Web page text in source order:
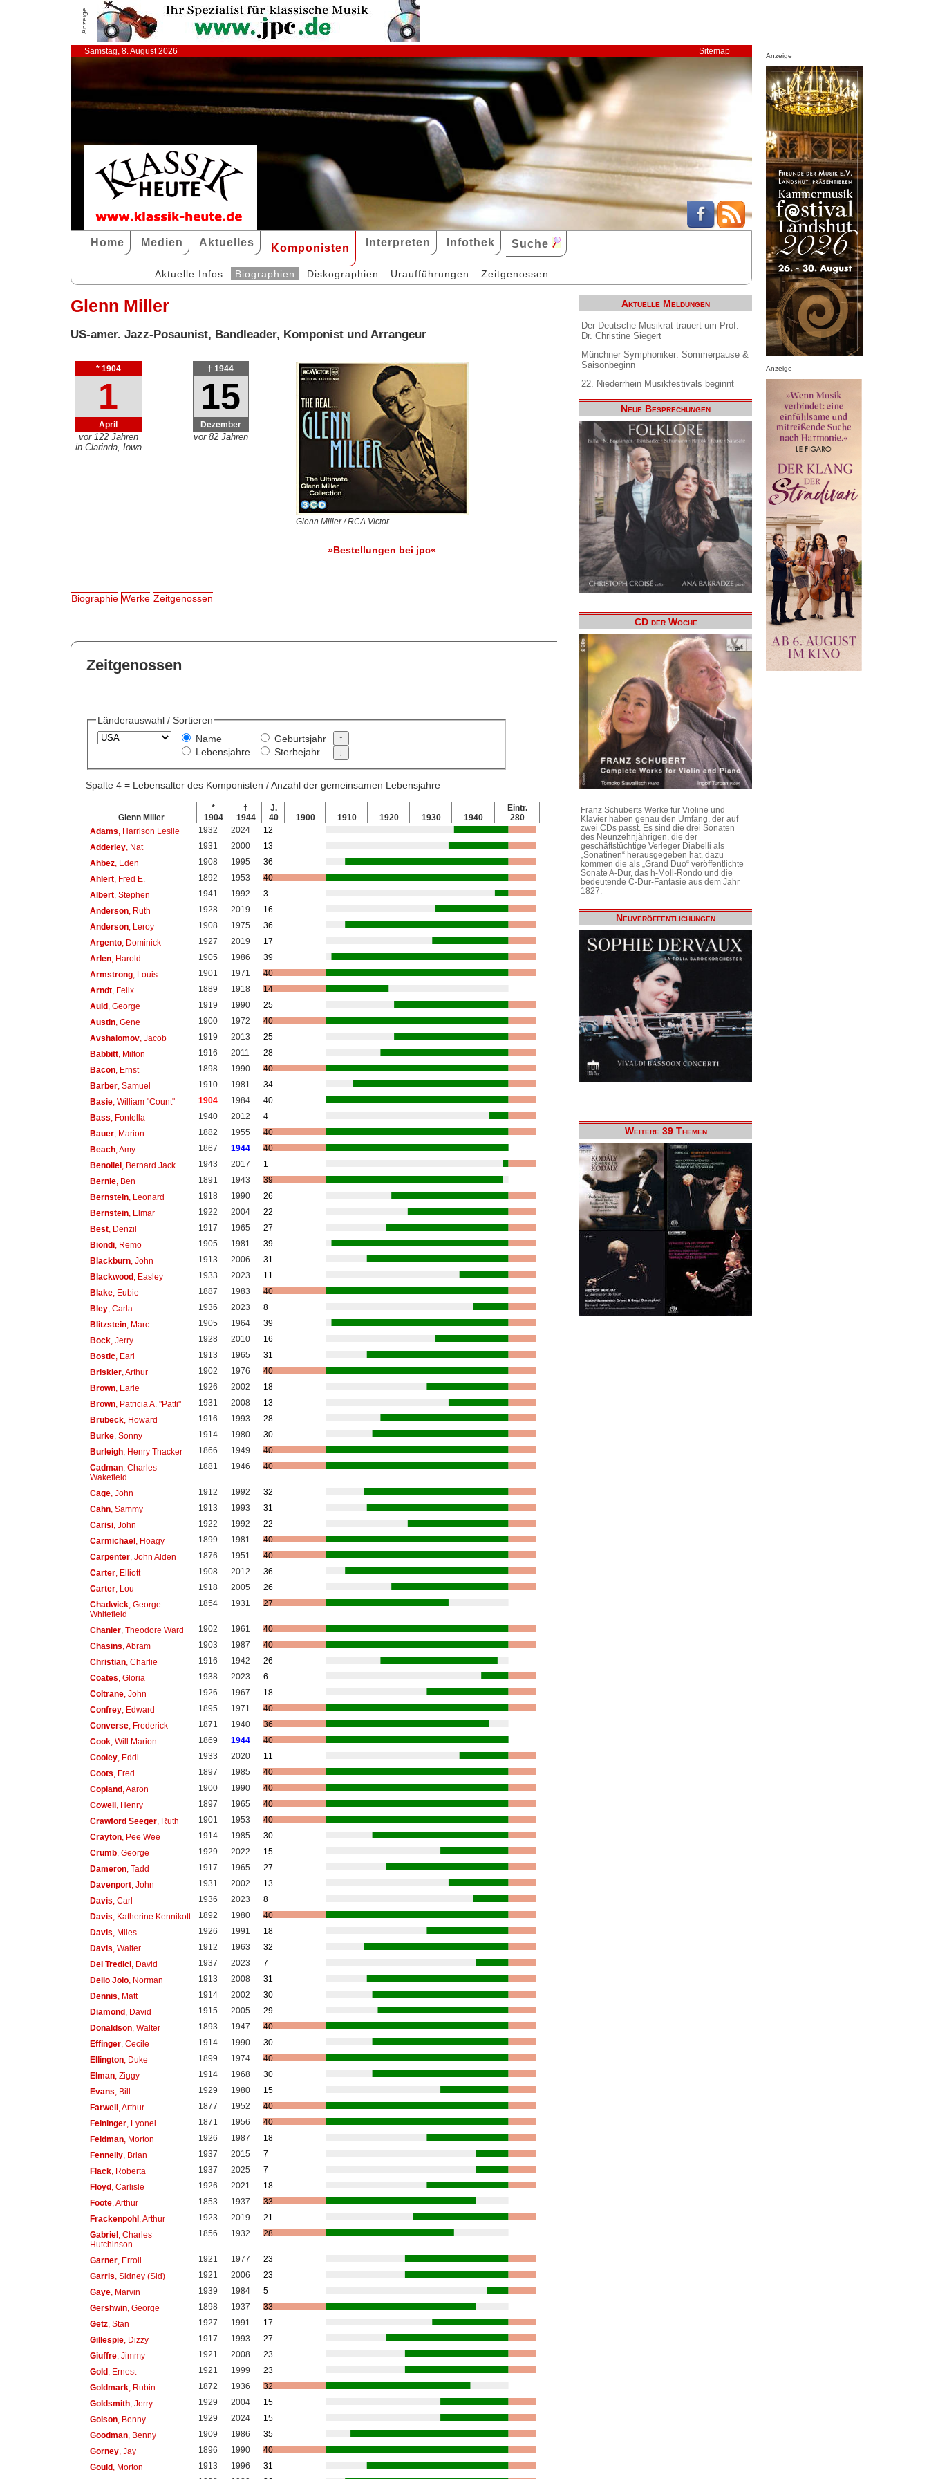
Anzeige
Samstag, 8. August 2026 Sitemap
Home Medien Aktuelles Komponisten Interpreten Infothek Suche
Aktuelle Infos Biographien Diskographien Uraufführungen Zeitgenossen
Glenn Miller
US-amer. Jazz-Posaunist, Bandleader, Komponist und Arrangeur
* 1904
1
April
vor 122 Jahren
in Clarinda, Iowa
† 1944
15
Dezember
vor 82 Jahren
Glenn Miller / RCA Victor
»Bestellungen bei jpc«
Biographie Werke Zeitgenossen
Zeitgenossen
Länderauswahl / Sortieren
Name
Lebensjahre
Geburtsjahr
Sterbejahr
Spalte 4 = Lebensalter des Komponisten / Anzahl der gemeinsamen Lebensjahre
Glenn Miller
*
1904
†
1944
J.
40
1900 1910 1920 1930 1940
Eintr.
280
Adams, Harrison Leslie 1932 2024
12
Adderley, Nat 1931 2000
13
Ahbez, Eden 1908 1995
36
Ahlert, Fred E. 1892 1953
40
Albert, Stephen 1941 1992
3
Anderson, Ruth 1928 2019
16
Anderson, Leroy 1908 1975
36
Argento, Dominick 1927 2019
17
Arlen, Harold 1905 1986
39
Armstrong, Louis 1901 1971
40
Arndt, Felix 1889 1918
14
Auld , George 1919 1990
25
Austin, Gene 1900 1972
40
Avshalomov, Jacob 1919 2013
25
Babbitt, Milton 1916 2011
28
Bacon, Ernst 1898 1990
40
Barber, Samuel 1910 1981
34
Basie, William "Count" 1904 1984
40
Bass, Fontella 1940 2012
4
Bauer, Marion 1882 1955
40
Beach, Amy 1867 1944
40
Benoliel , Bernard Jack 1943 2017
1
Bernie, Ben 1891 1943
39
Bernstein, Leonard 1918 1990
26
Bernstein, Elmar 1922 2004
22
Best, Denzil 1917 1965
27
Biondi, Remo 1905 1981
39
Blackburn, John 1913 2006
31
Blackwood , Easley 1933 2023
11
Blake, Eubie 1887 1983
40
Bley, Carla 1936 2023
8
Blitzstein, Marc 1905 1964
39
Bock, Jerry 1928 2010
16
Bostic, Earl 1913 1965
31
Briskier, Arthur 1902 1976
40
Brown, Earle 1926 2002
18
Brown, Patricia A. "Patti" 1931 2008
13
Brubeck, Howard 1916 1993
28
Burke, Sonny 1914 1980
30
Burleigh, Henry Thacker 1866 1949
40
Cadman, Charles
Wakefield
1881 1946 40
Cage, John 1912 1992
32
Cahn, Sammy 1913 1993
31
Carisi, John 1922 1992
22
Carmichael , Hoagy 1899 1981
40
Carpenter, John Alden 1876 1951
40
Carter, Elliott 1908 2012
36
Carter, Lou 1918 2005
26
Chadwick, George
Whitefield
1854 1931 27
Chanler, Theodore Ward 1902 1961
40
Chasins, Abram 1903 1987
40
Christian, Charlie 1916 1942
26
Coates, Gloria 1938 2023
6
Coltrane, John 1926 1967
18
Confrey, Edward 1895 1971
40
Converse, Frederick 1871 1940
36
Cook, Will Marion 1869 1944
40
Cooley, Eddi 1933 2020
11
Coots, Fred 1897 1985
40
Copland , Aaron 1900 1990
40
Cowell , Henry 1897 1965
40
Crawford Seeger, Ruth 1901 1953
40
Crayton, Pee Wee 1914 1985
30
Crumb, George 1929 2022
15
Dameron, Tadd 1917 1965
27
Davenport, John 1931 2002
13
Davis, Carl 1936 2023
8
Davis, Katherine Kennikott 1892 1980
40
Davis, Miles 1926 1991
18
Davis, Walter 1912 1963
32
Del Tredici, David 1937 2023
7
Dello Joio, Norman 1913 2008
31
Dennis, Matt 1914 2002
30
Diamond , David 1915 2005
29
Donaldson, Walter 1893 1947
40
Effinger, Cecile 1914 1990
30
Ellington, Duke 1899 1974
40
Elman, Ziggy 1914 1968
30
Evans, Bill 1929 1980
15
Farwell , Arthur 1877 1952
40
Feininger, Lyonel 1871 1956
40
Feldman, Morton 1926 1987
18
Fennelly, Brian 1937 2015
7
Flack, Roberta 1937 2025
7
Floyd , Carlisle 1926 2021
18
Foote, Arthur 1853 1937
33
Frackenpohl , Arthur 1923 2019
21
Gabriel , Charles
Hutchinson
1856 1932 28
Garner, Erroll 1921 1977
23
Garris, Sidney (Sid) 1921 2006
23
Gaye, Marvin 1939 1984
5
Gershwin, George 1898 1937
33
Getz, Stan 1927 1991
17
Gillespie, Dizzy 1917 1993
27
Giuffre, Jimmy 1921 2008
23
Gold , Ernest 1921 1999
23
Goldmark, Rubin 1872 1936
32
Goldsmith, Jerry 1929 2004
15
Golson, Benny 1929 2024
15
Goodman, Benny 1909 1986
35
Gorney, Jay 1896 1990
40
Gould , Morton 1913 1996
31
Aktuelle Meldungen
Der Deutsche Musikrat trauert um Prof.
Dr. Christine Siegert
Münchner Symphoniker: Sommerpause &
Saisonbeginn
22. Niederrhein Musikfestivals beginnt
Neue Besprechungen
CD der Woche
Franz Schuberts Werke für Violine und
Klavier haben genau den Umfang, der auf
zwei CDs passt. Es sind die drei Sonaten
des Neunzehnjährigen, die der
geschäftstüchtige Verleger Diabelli als
„Sonatinen“ herausgegeben hat, dazu
kommen die als „Grand Duo“ veröffentlichte
Sonate A-Dur, das h-Moll-Rondo und die
bedeutende C-Dur-Fantasie aus dem Jahr
1827.
Neuveröffentlichungen
Weitere 39 Themen
Anzeige
Anzeige